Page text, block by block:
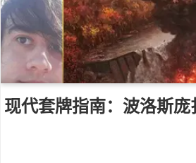
现代套牌指南：波洛斯庞